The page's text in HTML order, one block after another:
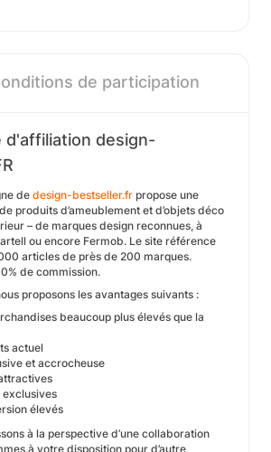
de participation
d'affiliation design-
de design-bestseller.fr propose une
produits d’ameublement et d’objets déco
– de marques design reconnues, à
ou encore Fermob. Le site référence
articles de près de 200 marques.
de commission.
proposons les avantages suivants :
beaucoup plus élevés que la
actuel
et accrocheuse
exclusives
élevés
à la perspective d’une collaboration
à votre disposition pour d’autre